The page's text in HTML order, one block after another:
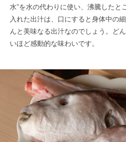
水”を水の代わりに使い、沸騰したと
入れた出汁は、口にすると身体中の
んと美味なる出汁なのでしょう。ど
いほど感動的な味わいです。